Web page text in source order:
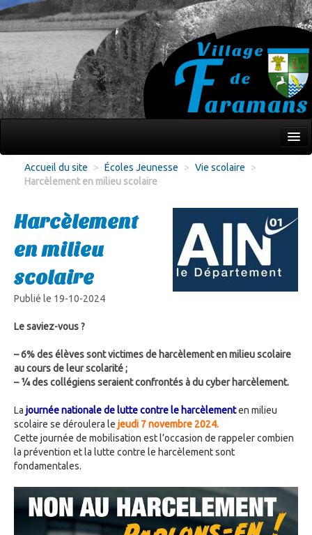
Écoles Jeunesse
Culture Loisirs
Associations
Environnement
Infos pratiques
Accueil du site > Écoles Jeunesse > Vie scolaire
>
Harcèlement en milieu scolaire
Harcèlement
en milieu
scolaire
Publié le 19-10-2024
Le saviez-vous ?
–6% des élèves sont victimes de harcèlement en milieu scolaire
au cours de leur scolarité ;
–¼ des collégiens seraient confrontés à du cyber harcèlement.
La journée nationale de lutte contre le harcèlementen milieu
scolaire se déroulera le jeudi 7 novembre 2024.
Cette journée de mobilisation est l’occasion de rappeler combien
la prévention et la lutte contre le harcèlement sont
fondamentales.